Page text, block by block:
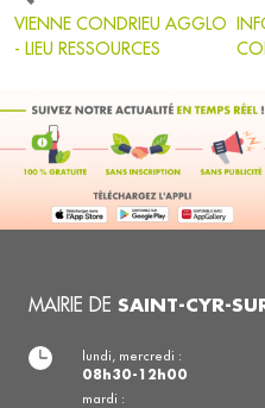
VIENNE CONDRIEU AGGLO
- LIEU RESSOURCES
MAIRIE DE SAINT-CYR-
lundi, mercredi :
08h30-12h00
mardi :